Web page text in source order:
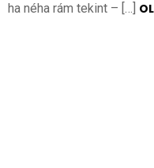
ha néha rám tekint – […]